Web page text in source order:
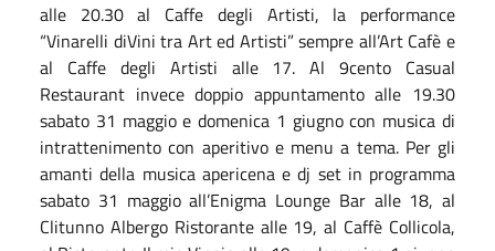
alle 20.30 al Caffe degli Artisti, la performance
“Vinarelli diVini tra Art ed Artisti” sempre all’Art Cafè e
al Caffe degli Artisti alle 17. Al 9cento Casual
Restaurant invece doppio appuntamento alle 19.30
sabato 31 maggio e domenica 1 giugno con musica di
intrattenimento con aperitivo e menu a tema. Per gli
amanti della musica apericena e dj set in programma
sabato 31 maggio all’Enigma Lounge Bar alle 18, al
Clitunno Albergo Ristorante alle 19, al Caffè Collicola,